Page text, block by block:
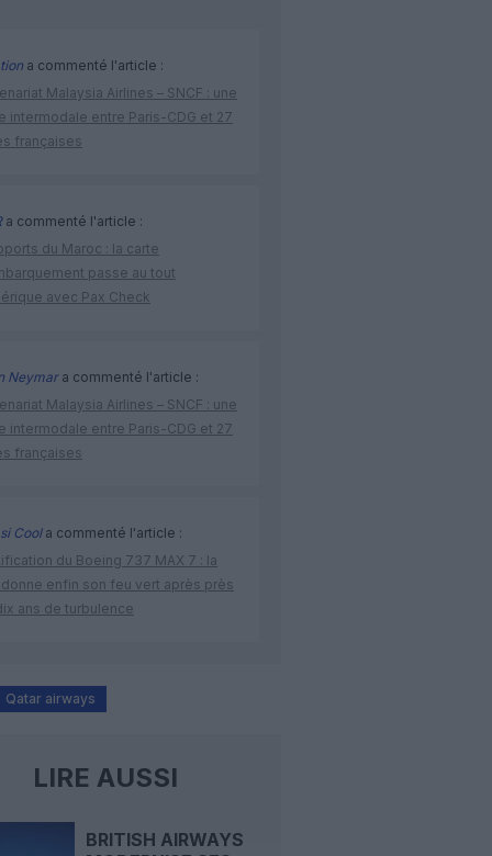
a commenté l'article :
Malaysia Airlines – SNCF : une
intermodale entre Paris-CDG et 27
françaises
a commenté l'article :
du Maroc : la carte
passe au tout
avec Pax Check
Neymara commenté l'article :
Malaysia Airlines – SNCF : une
intermodale entre Paris-CDG et 27
françaises
Coola commenté l'article :
du Boeing 737 MAX 7 : la
donne enfin son feu vert après près
ans de turbulence
Qatar airways
LIRE AUSSI
BRITISH AIRWAYS